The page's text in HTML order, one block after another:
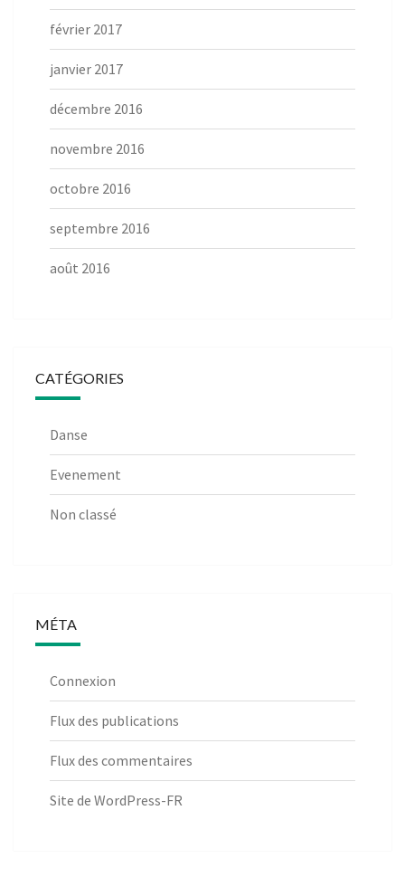
février 2017
janvier 2017
décembre 2016
novembre 2016
octobre 2016
septembre 2016
août 2016
CATÉGORIES
Danse
Evenement
Non classé
MÉTA
Connexion
Flux des publications
Flux des commentaires
Site de WordPress-FR